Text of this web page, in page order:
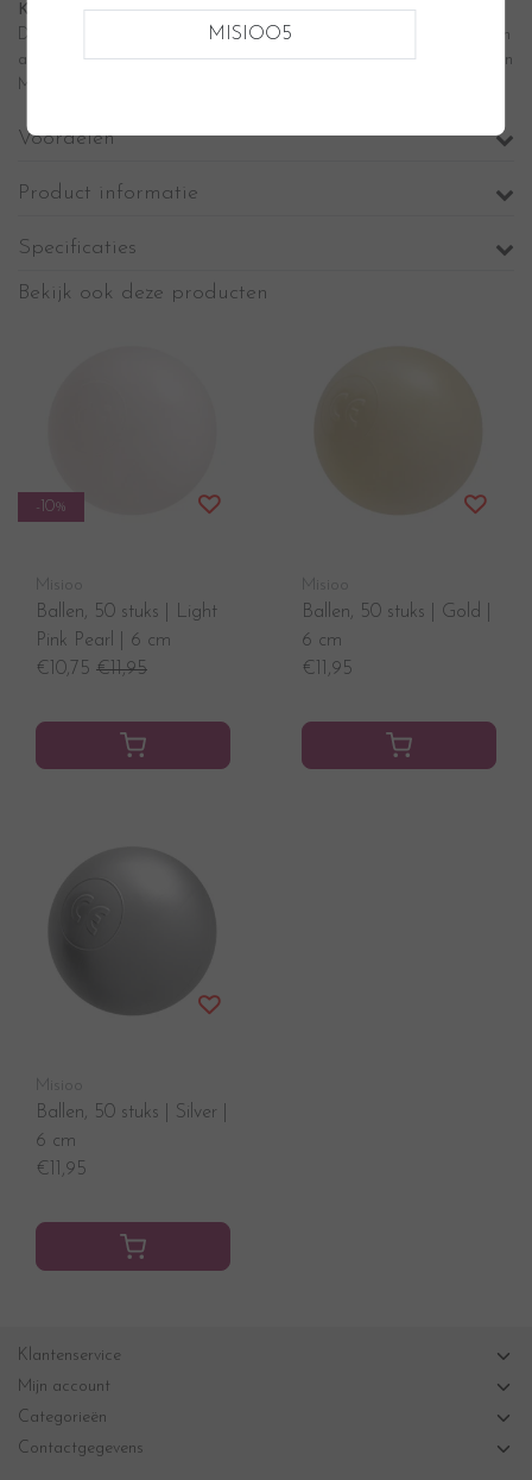
Kwaliteit staat voorop
De Misioo ballenbadjes zijn voorzien van stevig en zacht foam en een
afneembare hoes. Dankzij het degelijke karakter kan de ballenbak van
Misioo tegen een stootje tijdens het spelen.
Voordelen
Product informatie
Specificaties
Bekijk ook deze producten
-10%
Misioo
Ballen, 50 stuks | Light
Pink Pearl | 6 cm
€10,75 €11,95
Misioo
Ballen, 50 stuks | Gold |
6 cm
€11,95
Misioo
Ballen, 50 stuks | Silver |
6 cm
€11,95
Klantenservice
Mijn account
Categorieën
Contactgegevens
MISIOO5